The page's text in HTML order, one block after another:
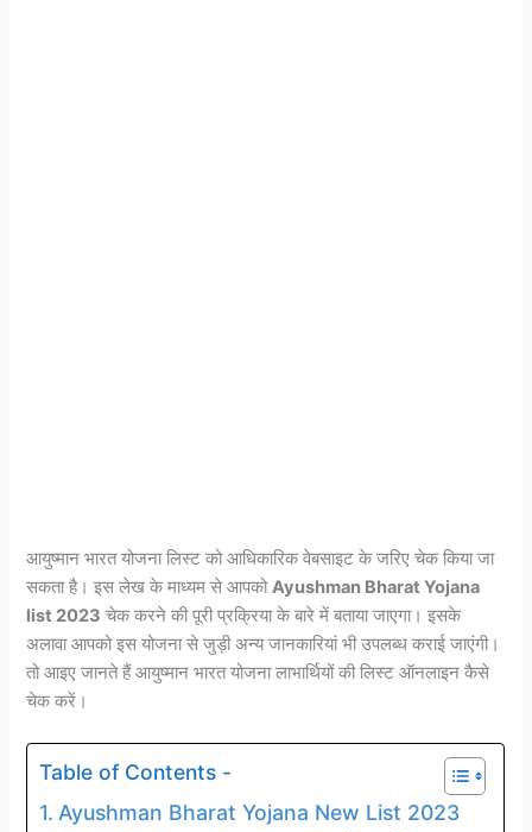
आयुष्मान भारत योजना लिस्ट को आधिकारिक वेबसाइट के जरिए चेक किया जा
सकता है। इस लेख के माध्यम से आपकोAyushman Bharat Yojana
list 2023 चेक करने की पूरी प्रक्रिया के बारे में बताया जाएगा। इसके
अलावा आपको इस योजना से जुड़ी अन्य जानकारियां भी उपलब्ध कराई जाएंगी।
तो आइए जानते हैं आयुष्मान भारत योजना लाभार्थियों की लिस्ट ऑनलाइन कैसे
चेक करें।
Table of Contents -
Ayushman Bharat Yojana New List 2023